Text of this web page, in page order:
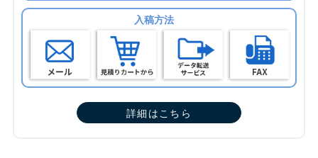
入稿方法
詳細はこちら